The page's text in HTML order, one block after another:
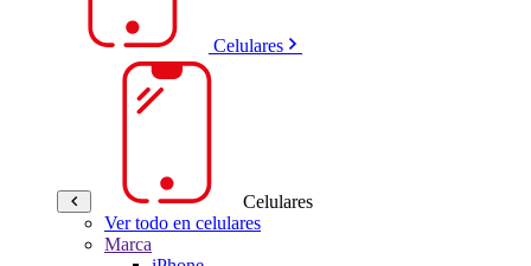
Celulares
Celulares
Ver todo en celulares
Marca